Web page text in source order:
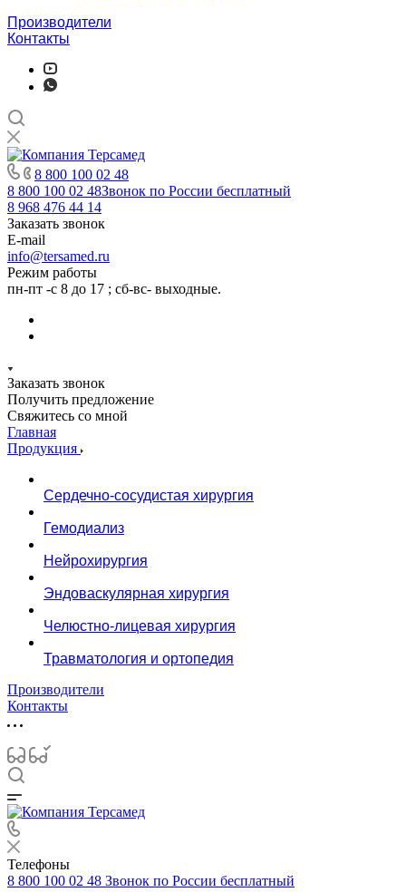
Производители
Контакты
8 800 100 02 48
8 800 100 02 48Звонок по России бесплатный
8 968 476 44 14
Заказать звонок
E-mail
info@tersamed.ru
Режим работы
пн-пт -с 8 до 17 ; сб-вс- выходные.
Заказать звонок
Получить предложение
Свяжитесь со мной
Главная
Продукция
Сердечно-сосудистая хирургия
Гемодиализ
Нейрохирургия
Эндоваскулярная хирургия
Челюстно-лицевая хирургия
Травматология и ортопедия
Производители
Контакты
Телефоны
8 800 100 02 48 Звонок по России бесплатный